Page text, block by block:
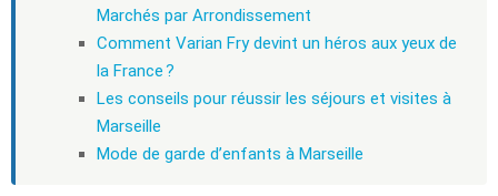
Marchés par Arrondissement
Comment Varian Fry devint un héros aux yeux de
la France ?
Les conseils pour réussir les séjours et visites à
Marseille
Mode de garde d’enfants à Marseille